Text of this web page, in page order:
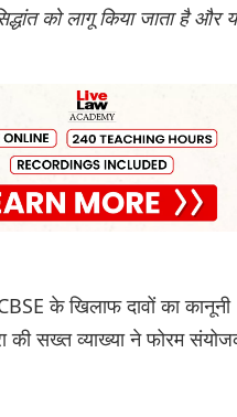
को लागू किया जाता है और
के खिलाफ दावों का कानूनी
की सख्त व्याख्या ने फोरम